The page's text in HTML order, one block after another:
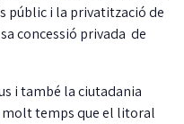
públic i la privatització de
concessió privada de
i també la ciutadania
molt temps que el litoral